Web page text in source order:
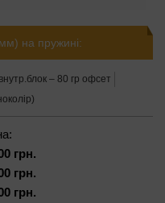
на пружині:
– 80 гр офсет
грн.
грн.
грн.